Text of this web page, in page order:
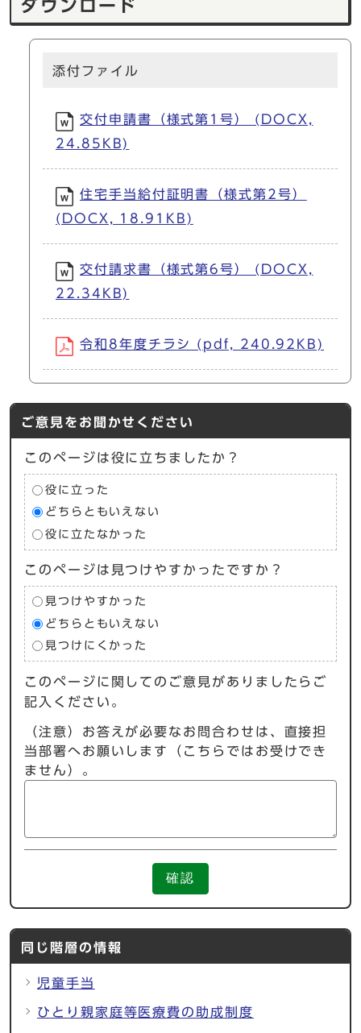
ダウンロード
添付ファイル
交付申請書（様式第1号） (DOCX,
24.85KB)
住宅手当給付証明書（様式第2号）
(DOCX, 18.91KB)
交付請求書（様式第6号） (DOCX,
22.34KB)
令和8年度チラシ (pdf, 240.92KB)
ご意見をお聞かせください
このページは役に立ちましたか？
役に立った
どちらともいえない
役に立たなかった
このページは見つけやすかったですか？
見つけやすかった
どちらともいえない
見つけにくかった
このページに関してのご意見がありましたらご
記入ください。
（注意）お答えが必要なお問合わせは、直接担
当部署へお願いします（こちらではお受けでき
ません）。
確認
同じ階層の情報
児童手当
ひとり親家庭等医療費の助成制度